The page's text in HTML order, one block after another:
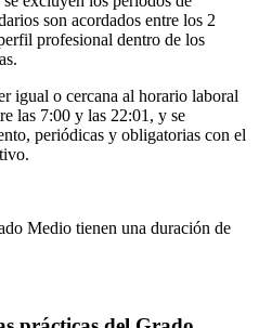
son acordados entre los 2
profesional dentro de los
igual o cercana al horario laboral
las 7:00 y las 22:01, y se
periódicas y obligatorias con el
Medio tienen una duración de